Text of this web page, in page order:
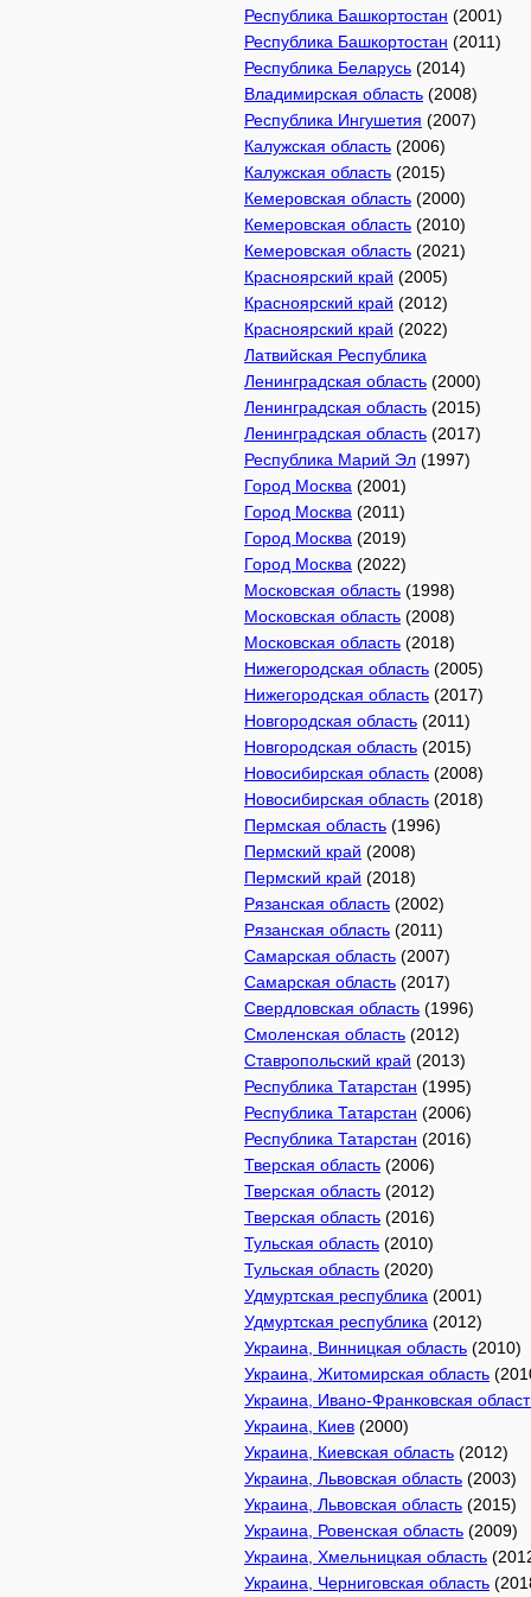
Республика Башкортостан (2001)
Республика Башкортостан (2011)
Республика Беларусь (2014)
Владимирская область (2008)
Республика Ингушетия (2007)
Калужская область (2006)
Калужская область (2015)
Кемеровская область (2000)
Кемеровская область (2010)
Кемеровская область (2021)
Красноярский край (2005)
Красноярский край (2012)
Красноярский край (2022)
Латвийская Республика
Ленинградская область (2000)
Ленинградская область (2015)
Ленинградская область (2017)
Республика Марий Эл (1997)
Город Москва (2001)
Город Москва (2011)
Город Москва (2019)
Город Москва (2022)
Московская область (1998)
Московская область (2008)
Московская область (2018)
Нижегородская область (2005)
Нижегородская область (2017)
Новгородская область (2011)
Новгородская область (2015)
Новосибирская область (2008)
Новосибирская область (2018)
Пермская область (1996)
Пермский край (2008)
Пермский край (2018)
Рязанская область (2002)
Рязанская область (2011)
Самарская область (2007)
Самарская область (2017)
Свердловская область (1996)
Смоленская область (2012)
Ставропольский край (2013)
Республика Татарстан (1995)
Республика Татарстан (2006)
Республика Татарстан (2016)
Тверская область (2006)
Тверская область (2012)
Тверская область (2016)
Тульская область (2010)
Тульская область (2020)
Удмуртская республика (2001)
Удмуртская республика (2012)
Украина, Винницкая область (2010)
Украина, Житомирская область
Украина, Ивано-Франковская
Украина, Киев (2000)
Украина, Киевская область (2012)
Украина, Львовская область (2003)
Украина, Львовская область (2015)
Украина, Ровенская область (2009)
Украина, Хмельницкая область
Украина, Черниговская область